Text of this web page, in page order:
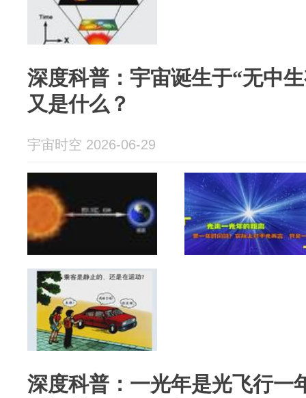
深度科普：宇宙诞生于“无中
又是什么？
宇宙时空 2026-06-29
深度科普：一光年是光飞行一